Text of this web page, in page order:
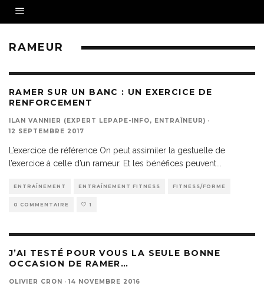
RAMEUR
RAMER SUR UN BANC : UN EXERCICE DE
RENFORCEMENT
ILAN VANNIER (EXPERT LEPAPE-INFO, ENTRAÎNEUR) ·
12 SEPTEMBRE 2017
L’exercice de référence On peut assimiler la gestuelle de
l’exercice à celle d’un rameur. Et les bénéfices peuvent
ENTRAÎNEMENT ENTRAÎNEMENT FITNESS FITNESS/FORME
0 COMMENTAIRE 1
J’AI TESTÉ POUR VOUS LA SEULE BONNE
OCCASION DE RAMER…
OLIVIER CRON · 14 NOVEMBRE 2016